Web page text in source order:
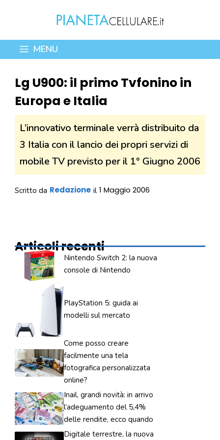
contenuto
MENU
Lg U900: il primo Tvfonino in
Europa e Italia
L’innovativo terminale verrà distribuito da
3 Italia con il lancio dei propri servizi di
mobile TV previsto per il 1° Giugno 2006
Scritto da Redazione il 1 Maggio 2006
Articoli recenti
Nintendo Switch 2: la nuova
console di Nintendo
PlayStation 5: guida ai
modelli sul mercato
Come posso creare
facilmente una tela
fotografica personalizzata
online?
Inail, grandi novità: in arrivo
l’adeguamento del 5,4%
delle rendite, ecco quando
Digitale terrestre, la nuova